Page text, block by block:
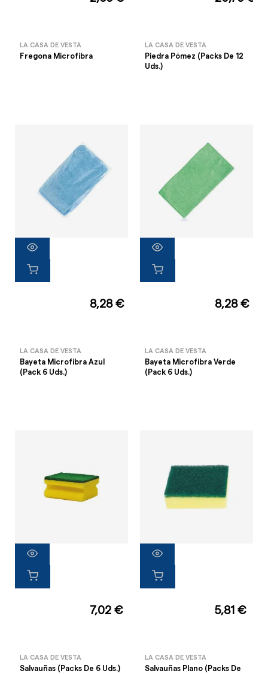
LA CASA DE VESTA
Fregona Microfibra
LA CASA DE VESTA
Piedra Pómez (Packs De 12
Uds.)
8,28 €
LA CASA DE VESTA
Bayeta Microfibra Azul
(Pack 6 Uds.)
8,28 €
LA CASA DE VESTA
Bayeta Microfibra Verde
(Pack 6 Uds.)
7,02 €
LA CASA DE VESTA
Salvauñas (Packs De 6 Uds.)
5,81 €
LA CASA DE VESTA
Salvauñas Plano (Packs De